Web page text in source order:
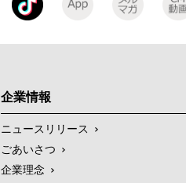
企業情報
ニュースリリース
ごあいさつ
企業理念